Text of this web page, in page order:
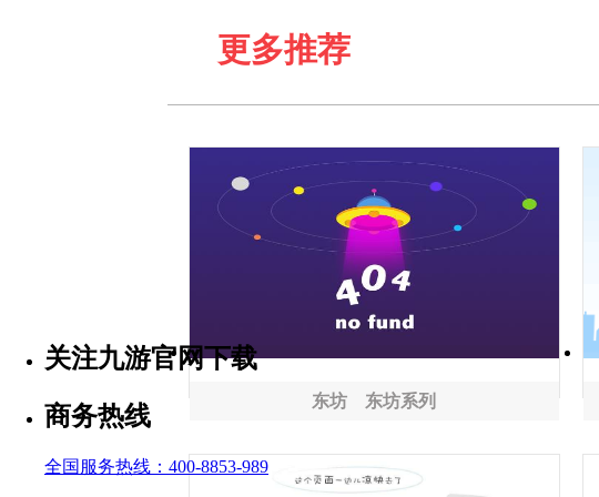
更多推荐
东坊 东坊系列
关注九游官网下载
商务热线
全国服务热线：400-8853-989